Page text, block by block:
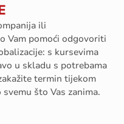
ili
Vam pomoći odgovoriti
s kursevima
u skladu s potrebama
termin tijekom
što Vas zanima.